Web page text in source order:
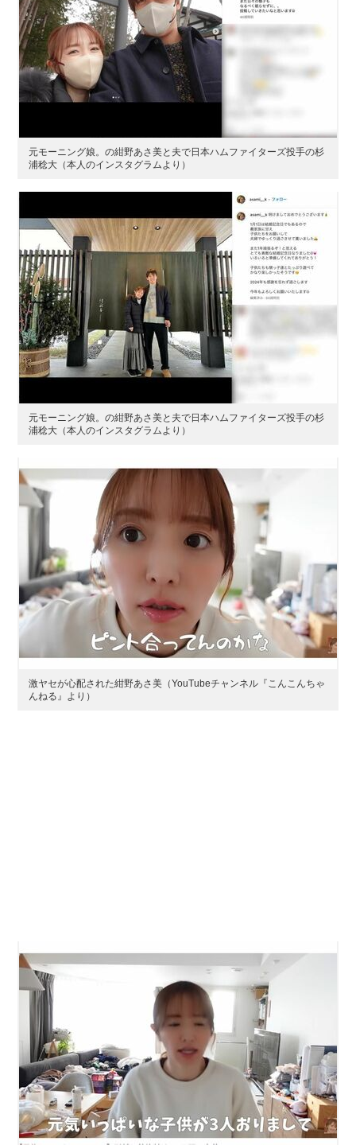
元モーニング娘。の紺野あさ美と夫で日本ハムファイターズ投手の杉
浦稔大（本人のインスタグラムより）
元モーニング娘。の紺野あさ美と夫で日本ハムファイターズ投手の杉
浦稔大（本人のインスタグラムより）
激ヤセが心配された紺野あさ美（YouTubeチャンネル『こんこんちゃ
んねる』より）